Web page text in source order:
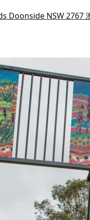
Doonside NSW 2767